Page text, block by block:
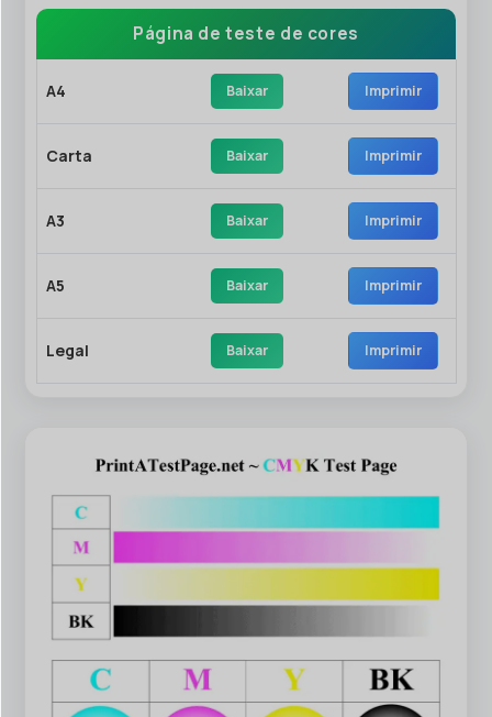
Página de teste de cores
A4 Baixar Imprimir
Carta Baixar Imprimir
A3 Baixar Imprimir
A5 Baixar Imprimir
Legal Baixar Imprimir